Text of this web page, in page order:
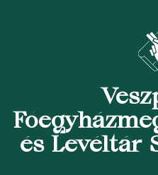
és Levéltár